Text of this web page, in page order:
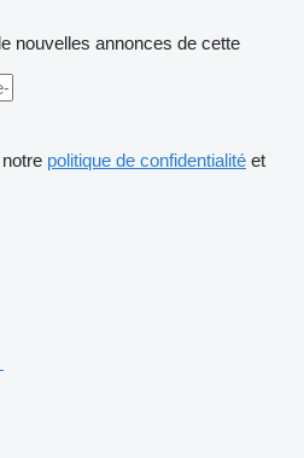
nouvelles annonces de cette
politique de confidentialité et